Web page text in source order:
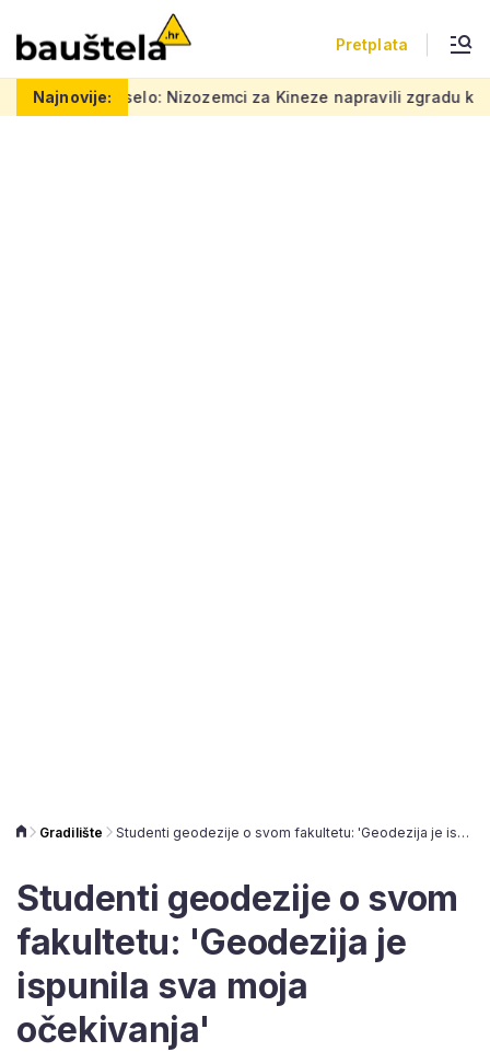
Pretplata
Najnovije:za Kineze napravili zgradu koja pomiče granice,
Gradilište Studenti geodezije o svom fakultetu: 'Geodezija je ispunila sva moja očekivanja'
Studenti geodezije o svom
fakultetu: 'Geodezija je
ispunila sva moja
očekivanja'